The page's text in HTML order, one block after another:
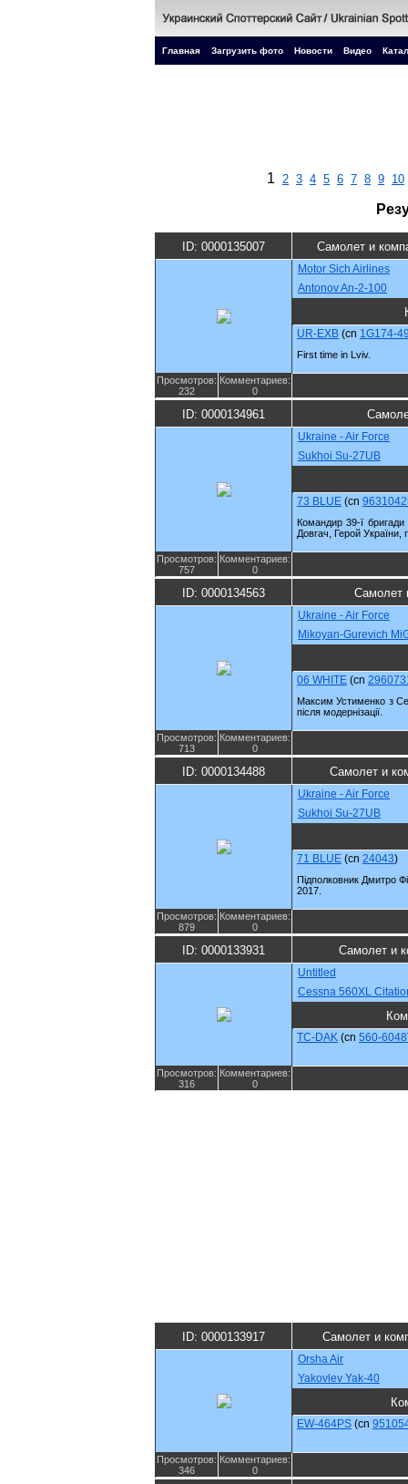
Главная Загрузить фото Новости Видео
1 2 3 4 5 6 7 8 9 10
ID: 0000135007 Самолет и
Motor Sich Airlines
Antonov An-2-100
UR-EXB (cn 1G174-
First time in Lviv.
Просмотров:
232
Комментариев:
0
ID: 0000134961
Ukraine - Air Force
Sukhoi Su-27UB
73 BLUE (cn
Командир 39-ї бригади
Довгач, Герой України,
Просмотров:
757
Комментариев:
0
ID: 0000134563 Самолет
Ukraine - Air Force
Mikoyan-Gurevich
06 WHITE (cn
Максим Устименко з
після модернізації.
Просмотров:
713
Комментариев:
0
ID: 0000134488 Самолет и
Ukraine - Air Force
Sukhoi Su-27UB
71 BLUE (cn 24043)
Підполковник Дмитро
2017.
Просмотров:
879
Комментариев:
0
ID: 0000133931 Самолет и
Untitled
Cessna 560XL
TC-DAK (cn 560-6048
Просмотров:
316
Комментариев:
0
ID: 0000133917 Самолет и
Orsha Air
Yakovlev Yak-40
EW-464PS (cn
Просмотров:
346
Комментариев:
0